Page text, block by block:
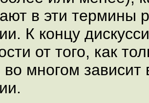
в эти термины
К концу
от того, как
во многом зависит